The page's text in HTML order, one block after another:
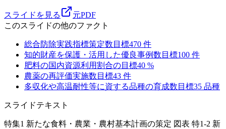
スライドを見る
元PDF
このスライドの他のファクト
総合防除実践指標策定数目標470 件
知的財産を保護・活用した優良事例数目標100 件
肥料の国内資源利用割合の目標40 %
農薬の再評価実施数目標43 件
多収化や高温耐性等に資する品種の育成数目標35 品種
スライドテキスト
特集1 新たな食料・農業・農村基本計画の策定 図表 特1-2 新